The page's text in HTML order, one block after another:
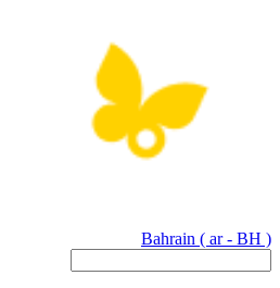
Bahrain ( ar - BH )